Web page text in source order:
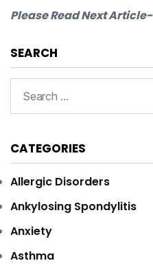
Please Read Next Article-
SEARCH
for:
CATEGORIES
Allergic Disorders
Ankylosing Spondylitis
Anxiety
Asthma